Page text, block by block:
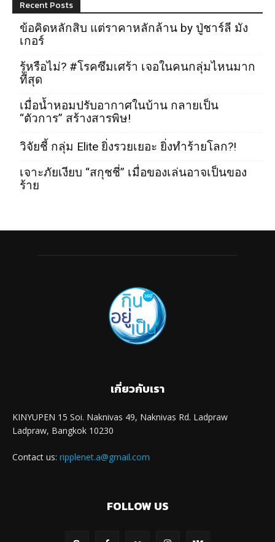
Recent Posts
ข้อคิดหลักสิบ แต่ราคาหลักล้าน by ปู่ชาร์ลี มัง
เกอร์
รู้หรือไม่? #โรคซึมเศร้า เจอในคนกลุ่มไหนมาก
ที่สุด
เมื่อน้ำหอมปรับอากาศในบ้าน กลายเป็น
“ตัวการ” สร้างสารพิษ!
วิจัยชี้ กลุ่ม Elite ยิ่งรวยเยอะ ยิ่งทำร้ายโลก?!
เจาะภัยเงียบ “สกุชชี่” เมื่อของเล่นอาจเป็นของ
ร้าย
เกี่ยวกับเรา
KINYUPEN 15 Soi. Naknivas 49, Naknivas Rd. Ladpraw
Ladpraw, Bangkok 10230
Contact us: ripplenet.a@gmail.com
FOLLOW US